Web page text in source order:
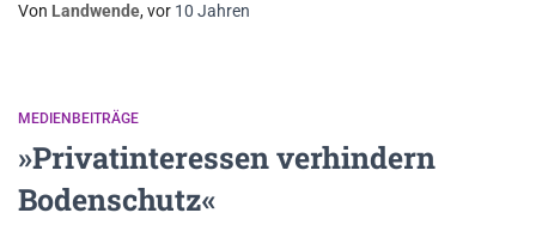
Von Landwende, vor 10 Jahren
MEDIENBEITRÄGE
»Privatinteressen verhindern
Bodenschutz«